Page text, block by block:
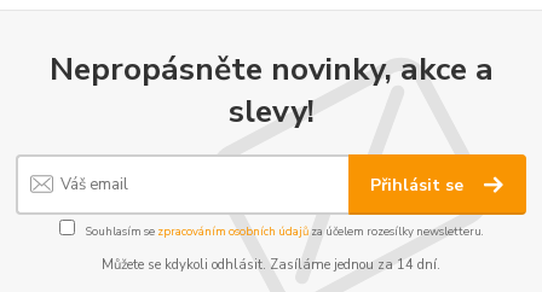
Nepropásněte novinky, akce a
slevy!
Přihlásit se
Souhlasím se zpracováním osobních údajůza účelem rozesílky newsletteru.
Můžete se kdykoli odhlásit. Zasíláme jednou za 14 dní.